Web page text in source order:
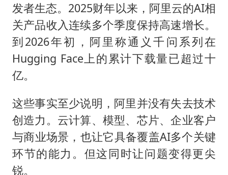
发者生态。2025财年以来，阿里云的AI相
关产品收入连续多个季度保持高速增长。
到2026年初，阿里称通义千问系列在
Hugging Face上的累计下载量已超过十
亿。
这些事实至少说明，阿里并没有失去技术
创造力。云计算、模型、芯片、企业客户
与商业场景，也让它具备覆盖AI多个关键
环节的能力。但这同时让问题变得更尖
锐。